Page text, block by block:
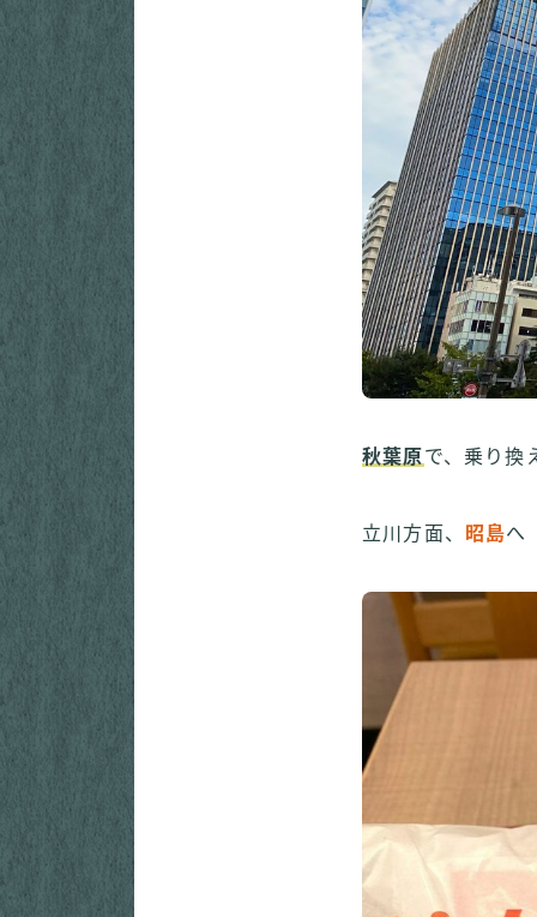
秋葉原で、乗り換
立川方面、 昭島へ